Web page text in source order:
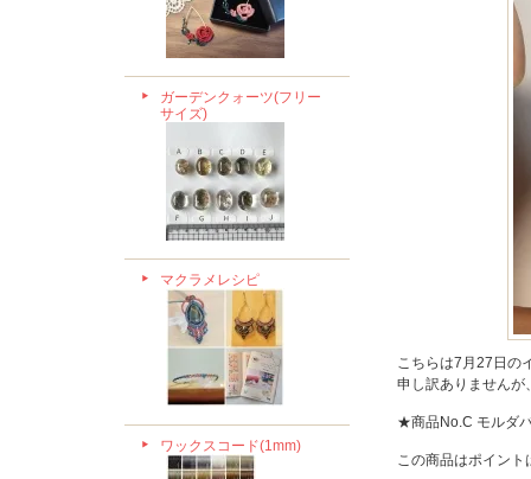
ガーデンクォーツ(フリー
サイズ)
マクラメレシピ
ワックスコード(1mm)
こちらは7月27日の
申し訳ありませんが
★商品No.C モルダ
この商品はポイント